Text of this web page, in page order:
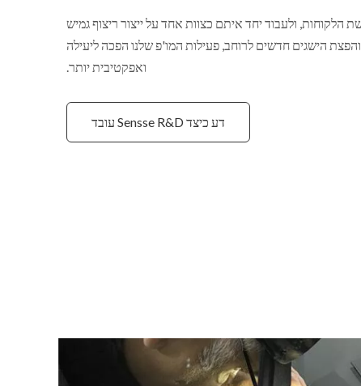
הלקוחות, ולעבוד יחד איתם כצוות אחד על ייצור ריצוף גמיש
והפצת הישגים חדשים לרוחב, פעילות המו'פ שלנו הפכה ליעילה
ואפקטיבית יותר.
דע כיצד Sensse R&D עובד